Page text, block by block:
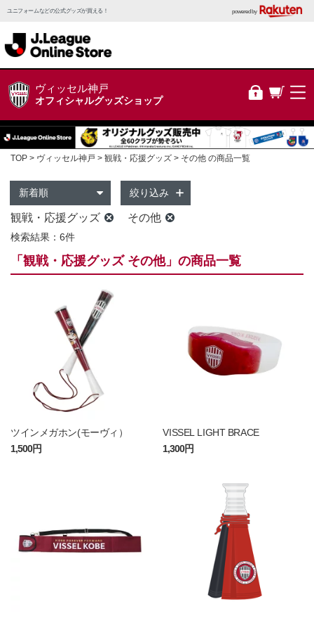
ユニフォームなどの公式グッズが買える！ powered by
ヴィッセル神戸
オフィシャルグッズショップ
TOP ヴィッセル神戸 観戦・応援グッズ その他 の商品一覧
絞り込み
観戦・応援グッズ その他
検索結果：6件
「観戦・応援グッズ その他」の商品一覧
ツインメガホン(モーヴィ）
1,500円
VISSEL LIGHT BRACE
1,300円